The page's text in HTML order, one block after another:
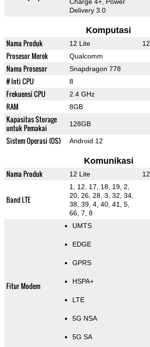
Delivery 3.0
Komputasi
Nama Produk 12 Lite 12
Prosesor Merek Qualcomm
Nama Prosesor Snapdragon 778
# Inti CPU 8
Frekuensi CPU 2.4 GHz
RAM 8GB
Kapasitas Storage
untuk Pemakai
128GB
Sistem Operasi (OS) Android 12
Komunikasi
Nama Produk 12 Lite 12
Band LTE
1, 12, 17, 18, 19, 2,
20, 26, 28, 3, 32, 34,
38, 39, 4, 40, 41, 5,
66, 7, 8
Fitur Modem
UMTS
EDGE
GPRS
HSPA+
LTE
5G NSA
5G SA